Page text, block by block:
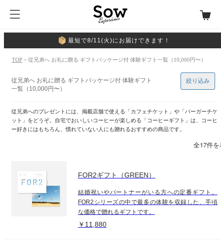
最短で8/11(火)にお届けできます！
TOP > 従兄弟へ お礼に贈る ギフトパッケージ付 体験ギフト一覧（10,000円〜）
従兄弟へ お礼に贈る ギフトパッケージ付 体験ギフト
一覧（10,000円〜）
従兄弟へのプレゼントには、掲載店舗で使える「カフェチケット」や「バーガーチケ
ット」をどうぞ。自宅でおいしいコーヒーが楽しめる「コーヒーギフト」は、コーヒ
ー好きにはもちろん、慣れていない人にも贈れるおすすめの商品です。
絞り込み
全17件
FOR2ギフト（GREEN）
結婚祝いやパートナーがいる方への定番ギフト。
FOR2シリーズの中で最多の体験を収録した、手頃
な価格で贈れるギフトです。
￥11,880